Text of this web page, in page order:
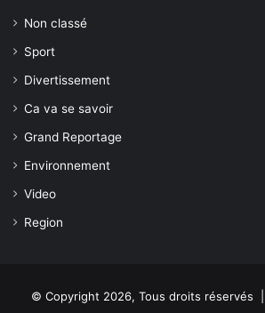
Non classé
Sport
Divertissement
Ca va se savoir
Grand Reportage
Environnement
Video
Region
© Copyright 2026, Tous droits réservés |